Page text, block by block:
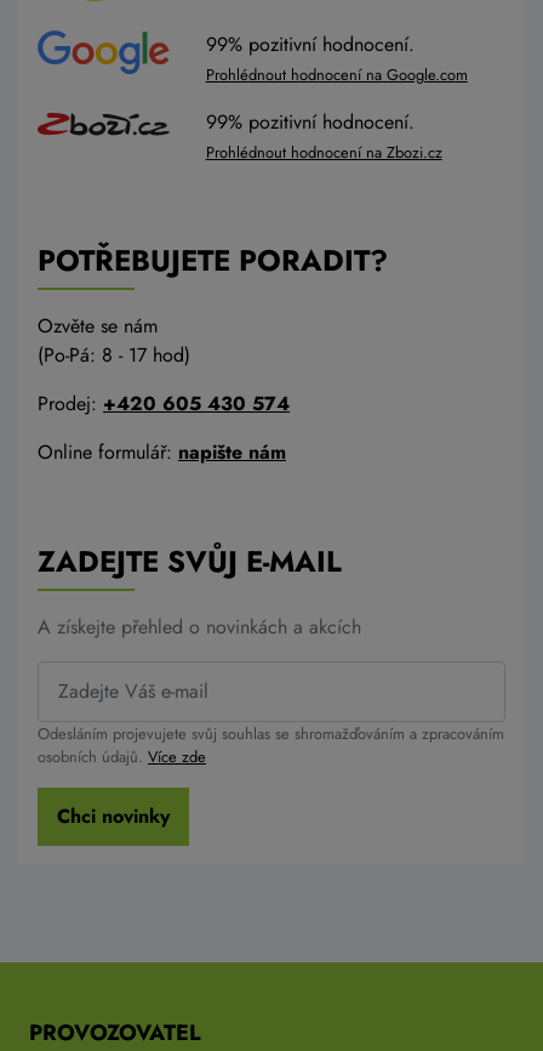
99% pozitivní hodnocení.
Prohlédnout hodnocení na Google.com
99% pozitivní hodnocení.
Prohlédnout hodnocení na Zbozi.cz
POTŘEBUJETE PORADIT?
Ozvěte se nám
(Po-Pá: 8 - 17 hod)
Prodej: +420 605 430 574
Online formulář: napište nám
ZADEJTE SVŮJ E-MAIL
A získejte přehled o novinkách a akcích
Odesláním projevujete svůj souhlas se shromažďováním a zpracováním
osobních údajů. Více zde
Chci novinky
PROVOZOVATEL